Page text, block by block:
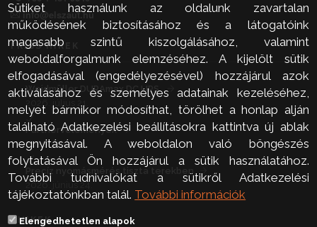
info@elszaut.hu
FRISS HÍREK
Weidmüller DURAmax DC UPS
Partnervélemények
2026. július 21.
Precíz nyomásmérés tiszta terekben
2026. június 24.
LINKEK
Sütiket használunk az oldalunk zavartalan
működésének biztosításához és a látogatóink
magasabb szintű kiszolgálásához, valamint
weboldalforgalmunk elemzéséhez. A kijelölt sütik
elfogadásával (engedélyezésével) hozzájárul azok
aktiválásához és személyes adatainak kezeléséhez,
melyet bármikor módosíthat, törölhet a honlap alján
található Adatkezelési beállításokra kattintva új ablak
megnyitásával. A weboldalon való böngészés
folytatásával Ön hozzájárul a sütik használatához.
További tudnivalókat a sütikről Adatkezelési
tájékoztatónkban talál. További információk
Elengedhetetlen alapok